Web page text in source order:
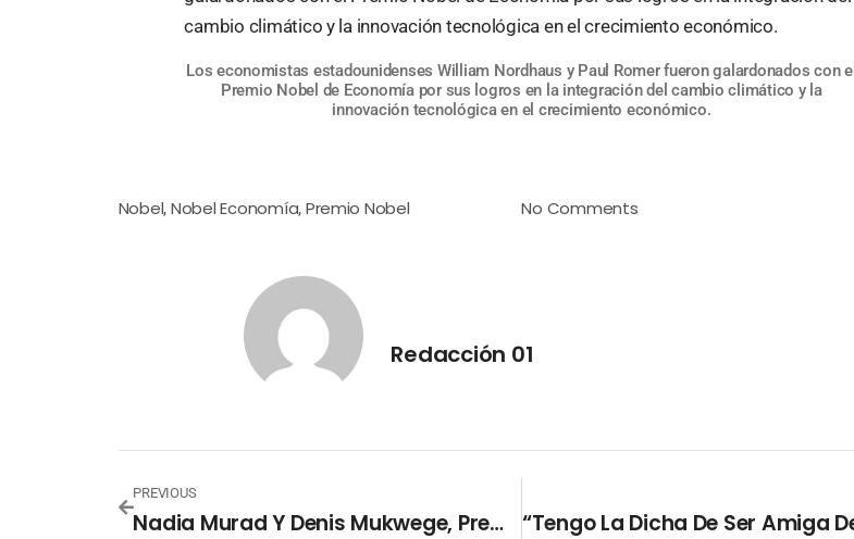
Los economistas estadounidenses William Nordhaus y Paul Romer fueron galardonados con el
Premio Nobel de Economía por sus logros en la integración del cambio climático y la
innovación tecnológica en el crecimiento económico.
Nobel, Nobel Economía, Premio Nobel No Comments
Redacción 01
PREVIOUS
Nadia Murad Y Denis Mukwege, Premios Nobel De La Paz